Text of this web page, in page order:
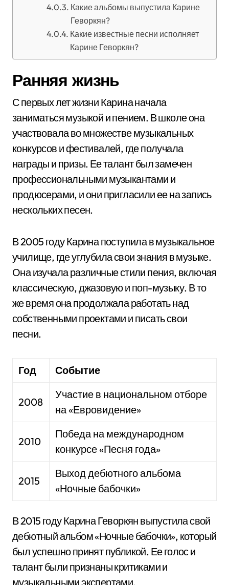
Какие альбомы выпустила Карине
Геворкян?
Какие известные песни исполняет
Карине Геворкян?
Ранняя жизнь
С первых лет жизни Карина начала
заниматься музыкой и пением. В школе она
участвовала во множестве музыкальных
конкурсов и фестивалей, где получала
награды и призы. Ее талант был замечен
профессиональными музыкантами и
продюсерами, и они пригласили ее на запись
нескольких песен.
В 2005 году Карина поступила в музыкальное
училище, где углубила свои знания в музыке.
Она изучала различные стили пения, включая
классическую, джазовую и поп-музыку. В то
же время она продолжала работать над
собственными проектами и писать свои
песни.
Год Событие
2008
Участие в национальном отборе
на «Евровидение»
2010
Победа на международном
конкурсе «Песня года»
2015
Выход дебютного альбома
«Ночные бабочки»
В 2015 году Карина Геворкян выпустила свой
дебютный альбом «Ночные бабочки», который
был успешно принят публикой. Ее голос и
талант были признаны критиками и
музыкальными экспертами.